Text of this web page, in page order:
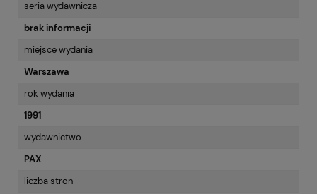
seria wydawnicza
brak informacji
miejsce wydania
Warszawa
rok wydania
1991
wydawnictwo
PAX
liczba stron